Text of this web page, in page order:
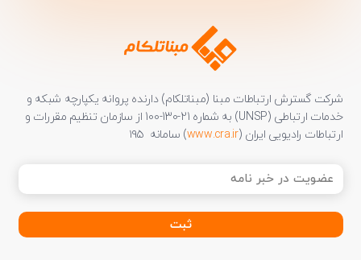
شرکت گسترش ارتباطات مبنا (مبناتلکام) دارنده پروانه یکپارچه شبکه و
خدمات ارتباطی (UNSP) به شماره 21-130-100 از سازمان تنظیم مقررات و
ارتباطات رادیویی ایران (www.cra.ir) سامانه ۱۹۵
عضویت
در
خبر
نامه